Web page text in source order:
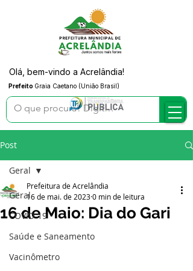
Prefeito Graia Caetano (União Brasil)
Olá, bem-vindo a Acrelândia!
Post
Geral
COVID-19
Saúde e Saneamento
Vacinômetro
Geral
16 de Maio: Dia do Gari
Prefeitura de Acrelândia
16 de mai. de 20230 min de leitura